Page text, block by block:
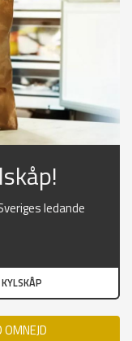
ledande